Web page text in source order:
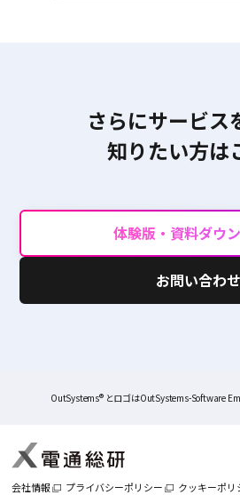
さらにサービス
知りたい方は
体験版・資料ダウ
お問い合わせ
OutSystems® とロゴはOutSystems-Software Em
会社情報 プライバシーポリシー クッキーポリ